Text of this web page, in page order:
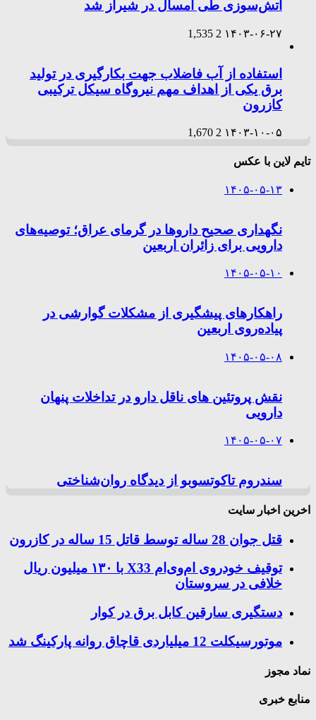
آتش‌سوزی طی امسال در شیراز شد
۱۴۰۳-۰۶-۲۷ 2
1,535
استفاده از آب فاضلاب جهت بکارگیری در تولید
برق یکی از اهداف مهم نیروگاه سیکل ترکیبی
کازرون
۱۴۰۳-۱۰-۰۵ 2
1,670
تایم لاین با عکس
۱۴۰۵-۰۵-۱۳
نگهداری صحیح داروها در گرمای عراق؛ توصیه‌های
دارویی برای زائران اربعین
۱۴۰۵-۰۵-۱۰
راهکارهای پیشگیری از مشکلات گوارشی در
پیاده‌روی اربعین
۱۴۰۵-۰۵-۰۸
نقش پروتئین های ناقل دارو در تداخلات پنهان
دارویی
۱۴۰۵-۰۵-۰۷
سندروم تاکوتسوبو از دیدگاه روان‌شناختی
اخرین اخبار سایت
قتل جوان 28 ساله توسط قاتل 15 ساله در کازرون
توقیف خودروی ام‌وی‌ام X33 با ۱۳۰ میلیون ریال
خلافی در سروستان
دستگیری سارقین کابل برق در کوار
موتورسيكلت 12 ميلياردی قاچاق روانه پاركينگ شد
نماد مجوز
منابع خبری